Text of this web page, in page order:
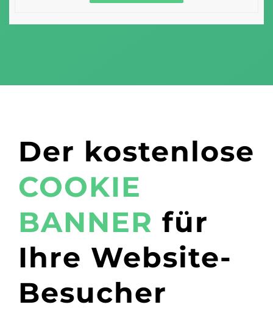
Der kostenlose
COOKIE
BANNER für
Ihre Website-
Besucher